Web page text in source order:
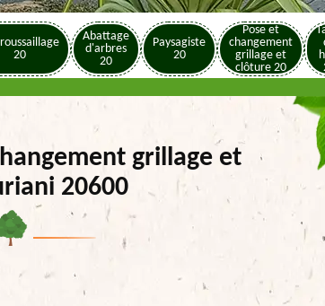
20
Abattage
d'arbres
20
Paysagiste
20
Pose et
changement
grillage et
clôture 20
grillage et
20600